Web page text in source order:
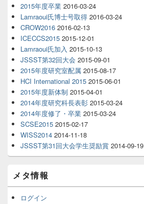
2015年度卒業 2016-03-24
Lamraoui氏博士号取得 2016-03-24
CROW2016 2016-02-13
ICECCS2015 2015-12-01
Lamraoui氏加入 2015-10-13
JSSST第32回大会 2015-09-01
2015年度研究室配属 2015-08-17
HCI International 2015 2015-06-01
2015年度新体制 2015-04-01
2014年度研究科長表彰 2015-03-24
2014年度修了・卒業 2015-03-24
SCSE2015 2015-02-17
WISS2014 2014-11-18
JSSST第31回大会学生奨励賞 2014-09-19
メタ情報
ログイン